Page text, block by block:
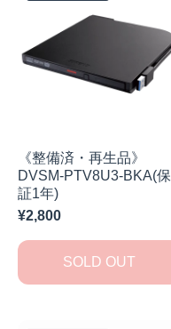
《整備済・再生品》
DVSM-PTV8U3-BKA(保
証1年)
¥2,800
SOLD OUT